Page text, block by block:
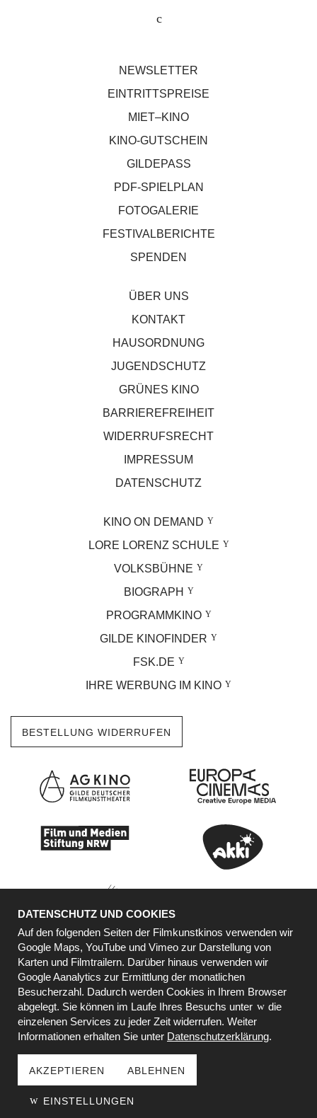
NEWSLETTER
EINTRITTSPREISE
MIET–KINO
KINO-GUTSCHEIN
GILDEPASS
PDF-SPIELPLAN
FOTOGALERIE
FESTIVALBERICHTE
SPENDEN
ÜBER UNS
KONTAKT
HAUSORDNUNG
JUGENDSCHUTZ
GRÜNES KINO
BARRIEREFREIHEIT
WIDERRUFSRECHT
IMPRESSUM
DATENSCHUTZ
KINO ON DEMAND
LORE LORENZ SCHULE
VOLKSBÜHNE
BIOGRAPH
PROGRAMMKINO
GILDE KINOFINDER
FSK.DE
IHRE WERBUNG IM KINO
BESTELLUNG WIDERRUFEN
KOOPERATIONSPARTNER
DATENSCHUTZ UND COOKIES
Auf den folgenden Seiten der Filmkunstkinos verwenden wir
Google Maps, YouTube und Vimeo zur Darstellung von
Karten und Filmtrailern. Darüber hinaus verwenden wir
Google Aanalytics zur Ermittlung der monatlichen
Besucherzahl. Dadurch werden Cookies in Ihrem Browser
abgelegt. Sie können im Laufe Ihres Besuchs unter
die
einzelenen Services zu jeder Zeit widerrufen. Weiter
Informationen erhalten Sie unter Datenschutzerklärung.
AKZEPTIEREN ABLEHNEN
EINSTELLUNGEN